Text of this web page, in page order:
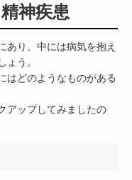
神疾患
あり、中には病気を抱え
ょう。
はどのようなものがある
アップしてみましたの